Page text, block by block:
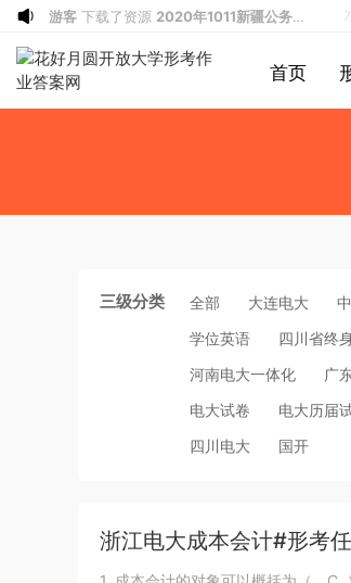
首页
三级分类 全部 大连电大
学位英语
四川省终
河南电大一体化
广
电大试卷
电大历届
四川电大
国开
浙江电大成本会计#形考
游客 下载了资源 2020年0822贵州公务
员考试《行测》真题参考答案及解析
游客下载了资源坐立不安的僵尸钥匙扣
3d打印图纸
游客下载了资源
2009年广东公务员考试
《行测》真题答案及解析
游客下载了资源2004年广东公务员考试
《行测》三卷答案及解析
游客下载了资源2015年黑龙江公务员考
u*******签到打卡，获得1元奖励
2009年黑龙江省申论
（A卷）真题及参考答案2017年422公务员联考
《行测》真题（福建卷）答案及解析 (1)
2013年广东公务员考试
《行测》三卷答案及解析2019年浙江公务员考试
考试《行测》真题参考答案及解析